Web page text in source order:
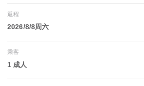
返程
2026/8/8周六
乘客
1 成人